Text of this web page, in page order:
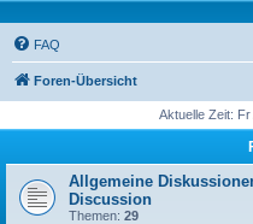
FAQ
Foren-Übersicht
Aktuelle Zeit:
Allgemeine
Discussion
Themen: 29